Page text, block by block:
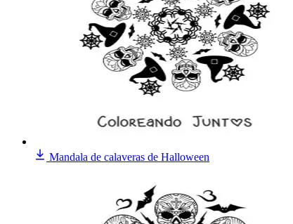
Mandala de calaveras de Halloween